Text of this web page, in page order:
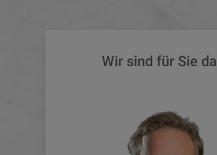
Wir sind für Sie da